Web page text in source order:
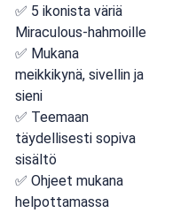
✅ 5 ikonista väriä
Miraculous-hahmoille
✅ Mukana
meikkikynä, sivellin ja
sieni
✅ Teemaan
täydellisesti sopiva
sisältö
✅ Ohjeet mukana
helpottamassa